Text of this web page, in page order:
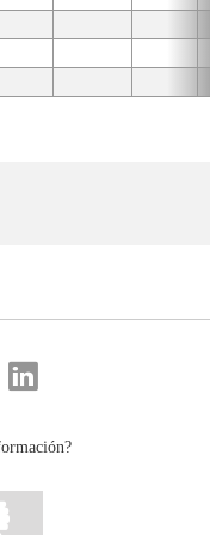
Compartir
en